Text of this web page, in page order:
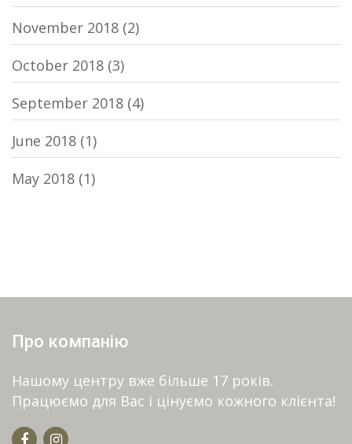
November 2018 (2)
October 2018 (3)
September 2018 (4)
June 2018 (1)
May 2018 (1)
Про компанію
Нашому центру вже більше 17 років.
Працюємо для Вас і цінуємо кожного клієнта!